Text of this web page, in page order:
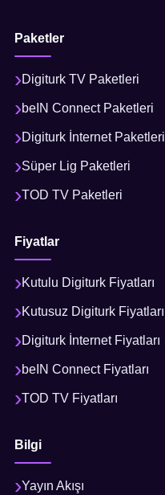
Paketler
Digiturk TV Paketleri
beIN Connect Paketleri
Digiturk İnternet Paketleri
Süper Lig Paketleri
TOD TV Paketleri
Fiyatlar
Kutulu Digiturk Fiyatları
Kutusuz Digiturk Fiyatları
Digiturk İnternet Fiyatları
beIN Connect Fiyatları
TOD TV Fiyatları
Bilgi
Yayın Akışı